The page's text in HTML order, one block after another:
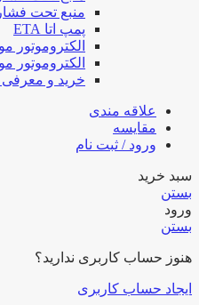
منبع تحت فشار
پمپ اتا ETA
الکتروموتور
الکتروموتور
خرید و معرفی
علاقه مندی
مقایسه
ورود / ثبت نام
سبد خرید
بستن
ورود
بستن
هنوز حساب کاربری ندارید؟
ایجاد حساب کاربری